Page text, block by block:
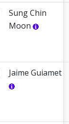
Sung Chin
Moon
Jaime Guiamet